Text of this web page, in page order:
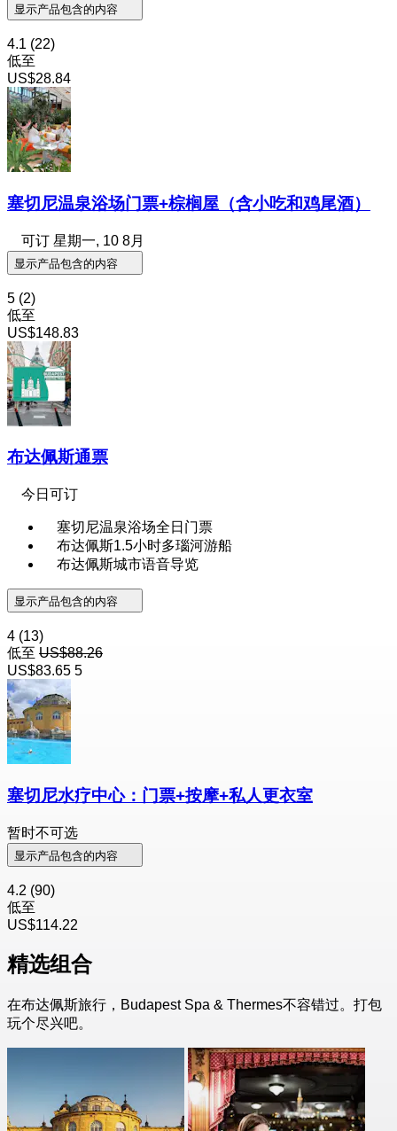
显示产品包含的内容
4.1 (22)
低至
US$28.84
塞切尼温泉浴场门票+棕榈屋（含小吃和鸡尾酒）
可订 星期一, 10 8月
显示产品包含的内容
5 (2)
低至
US$148.83
布达佩斯通票
今日可订
塞切尼温泉浴场全日门票
布达佩斯1.5小时多瑙河游船
布达佩斯城市语音导览
显示产品包含的内容
4 (13)
低至 US$88.26
US$83.65 5
塞切尼水疗中心：门票+按摩+私人更衣室
暂时不可选
显示产品包含的内容
4.2 (90)
低至
US$114.22
精选组合
在布达佩斯旅行，Budapest Spa & Thermes不容错过。打包
玩个尽兴吧。